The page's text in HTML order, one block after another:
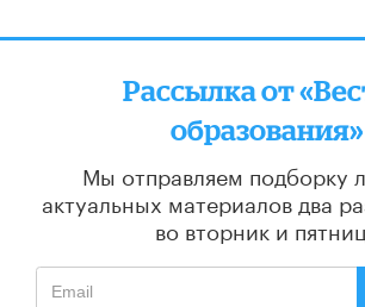
Рассылка от
образования»
Мы отправляем подборку
актуальных материалов два
во вторник и